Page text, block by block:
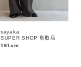
sayaka
SUPER SHOP 鳥取店
161cm